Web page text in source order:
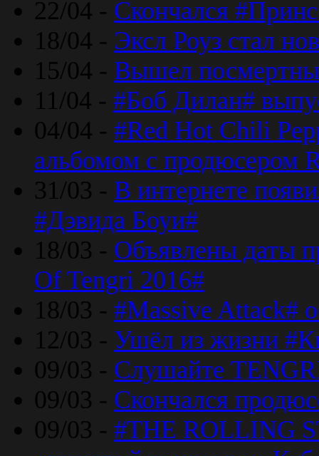
22/04 - Скончался
18/04 - Эксл Роуз стал
15/04 - Вышел
11/04 - #Боб Дилан#
04/04 - #Red Hot Chili
альбомом с продюсером
31/03 - В интернете
#Дэвида Боуи#
18/03 - Объявлены даты
Of Tengri 2016#
18/03 - #Massive Attack#
12/03 - Ушёл из жизни
09/03 - Слушайте
09/03 - Скончался
09/03 - #THE ROLLING